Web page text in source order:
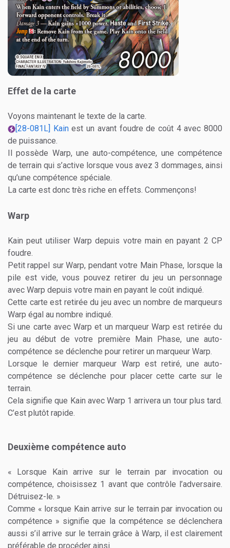
Effet de la carte
Voyons maintenant le texte de la carte.
[28-081L] Kainest un avant foudre de coût 4 avec 8000
de puissance.
Il possède Warp, une auto-compétence, une compétence
de terrain qui s’active lorsque vous avez 3 dommages, ainsi
qu’une compétence spéciale.
La carte est donc très riche en effets. Commençons!
Warp
Kain peut utiliser Warp depuis votre main en payant 2 CP
foudre.
Petit rappel sur Warp, pendant votre Main Phase, lorsque la
pile est vide, vous pouvez retirer du jeu un personnage
avec Warp depuis votre main en payant le coût indiqué.
Cette carte est retirée du jeu avec un nombre de marqueurs
Warp égal au nombre indiqué.
Si une carte avec Warp et un marqueur Warp est retirée du
jeu au début de votre première Main Phase, une auto-
compétence se déclenche pour retirer un marqueur Warp.
Lorsque le dernier marqueur Warp est retiré, une auto-
compétence se déclenche pour placer cette carte sur le
terrain.
Cela signifie que Kain avec Warp 1 arrivera un tour plus tard.
C’est plutôt rapide.
Deuxième compétence auto
« Lorsque Kain arrive sur le terrain par invocation ou
compétence, choisissez 1 avant que contrôle l’adversaire.
Détruisez-le. »
Comme « lorsque Kain arrive sur le terrain par invocation ou
compétence » signifie que la compétence se déclenchera
aussi s’il arrive sur le terrain grâce à Warp, il est clairement
préférable de procéder ainsi.